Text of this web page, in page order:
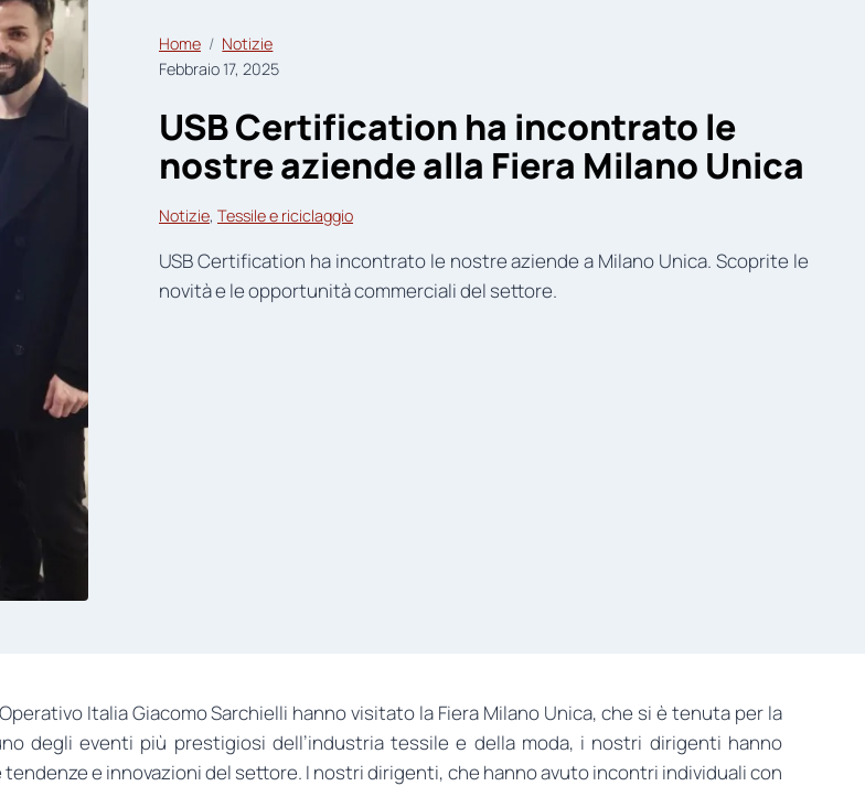
Home
Notizie
Febbraio 17, 2025
USB Certification ha incontrato le
nostre aziende alla Fiera Milano Unica
Notizie, Tessile e riciclaggio
USB Certification ha incontrato le nostre aziende a Milano Unica. Scoprite le
novità e le opportunità commerciali del settore.
Italia Giacomo Sarchielli hanno visitato la Fiera Milano Unica, che si è tenuta per la
degli eventi più prestigiosi dell’industria tessile e della moda, i nostri dirigenti hanno
e innovazioni del settore. I nostri dirigenti, che hanno avuto incontri individuali con